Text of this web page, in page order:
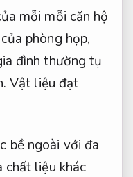
mỗi mỗi căn hộ
phòng họp,
đình thường tụ
Vật liệu đạt
bề ngoài với đa
chất liệu khác